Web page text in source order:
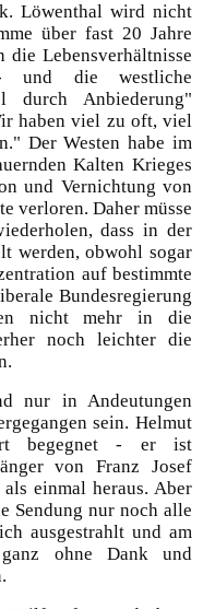
Löwenthal wird nicht
über fast 20 Jahre
die Lebensverhältnisse
und die westliche
durch Anbiederung"
haben viel zu oft, viel
Der Westen habe im
Kalten Krieges
und Vernichtung von
verloren. Daher müsse
dass in der
werden, obwohl sogar
auf bestimmte
Bundesregierung
nicht mehr in die
noch leichter die
nur in Andeutungen
sein. Helmut
begegnet - er ist
von Franz Josef
einmal heraus. Aber
Sendung nur noch alle
ausgestrahlt und am
ohne Dank und